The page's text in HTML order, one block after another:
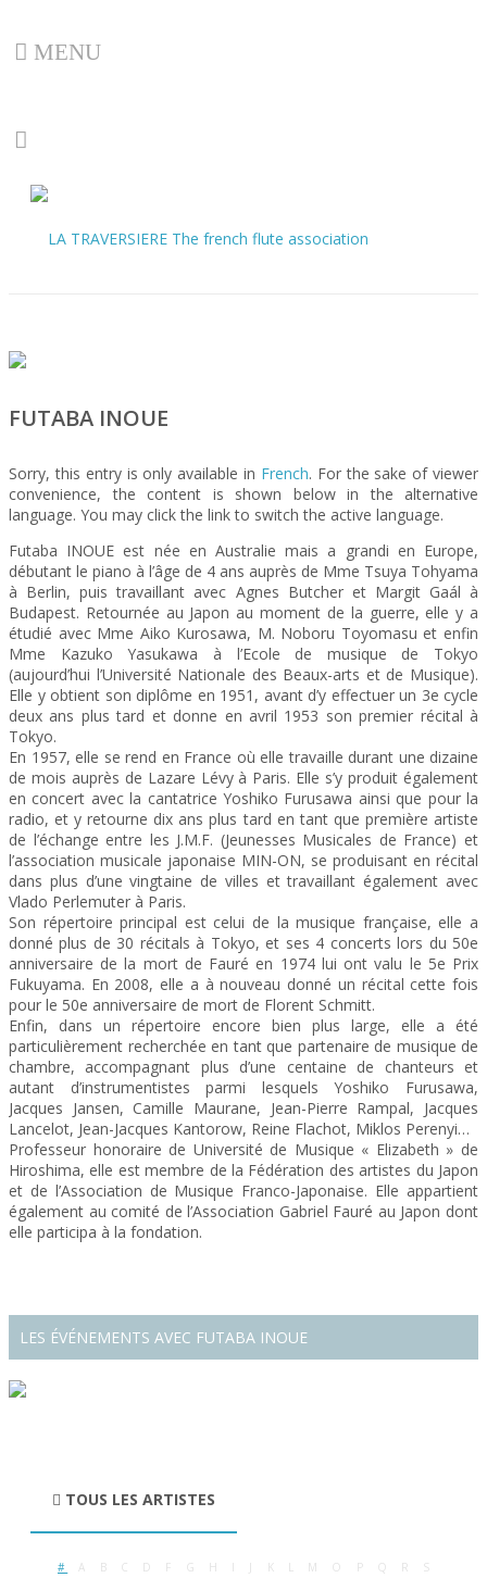
MENU
FUTABA INOUE
Sorry, this entry is only available in French. For the sake of viewer
convenience, the content is shown below in the alternative
language. You may click the link to switch the active language.
Futaba INOUE est née en Australie mais a grandi en Europe,
débutant le piano à l’âge de 4 ans auprès de Mme Tsuya Tohyama
à Berlin, puis travaillant avec Agnes Butcher et Margit Gaál à
Budapest. Retournée au Japon au moment de la guerre, elle y a
étudié avec Mme Aiko Kurosawa, M. Noboru Toyomasu et enfin
Mme Kazuko Yasukawa à l’Ecole de musique de Tokyo
(aujourd’hui l’Université Nationale des Beaux-arts et de Musique).
Elle y obtient son diplôme en 1951, avant d’y effectuer un 3e cycle
deux ans plus tard et donne en avril 1953 son premier récital à
Tokyo.
En 1957, elle se rend en France où elle travaille durant une dizaine
de mois auprès de Lazare Lévy à Paris. Elle s’y produit également
en concert avec la cantatrice Yoshiko Furusawa ainsi que pour la
radio, et y retourne dix ans plus tard en tant que première artiste
de l’échange entre les J.M.F. (Jeunesses Musicales de France) et
l’association musicale japonaise MIN-ON, se produisant en récital
dans plus d’une vingtaine de villes et travaillant également avec
Vlado Perlemuter à Paris.
Son répertoire principal est celui de la musique française, elle a
donné plus de 30 récitals à Tokyo, et ses 4 concerts lors du 50e
anniversaire de la mort de Fauré en 1974 lui ont valu le 5e Prix
Fukuyama. En 2008, elle a à nouveau donné un récital cette fois
pour le 50e anniversaire de mort de Florent Schmitt.
Enfin, dans un répertoire encore bien plus large, elle a été
particulièrement recherchée en tant que partenaire de musique de
chambre, accompagnant plus d’une centaine de chanteurs et
autant d’instrumentistes parmi lesquels Yoshiko Furusawa,
Jacques Jansen, Camille Maurane, Jean-Pierre Rampal, Jacques
Lancelot, Jean-Jacques Kantorow, Reine Flachot, Miklos Perenyi…
Professeur honoraire de Université de Musique « Elizabeth » de
Hiroshima, elle est membre de la Fédération des artistes du Japon
et de l’Association de Musique Franco-Japonaise. Elle appartient
également au comité de l’Association Gabriel Fauré au Japon dont
elle participa à la fondation.
LES ÉVÉNEMENTS AVEC FUTABA INOUE
TOUS LES ARTISTES
# A B C D F G H I J K L M O P Q R
S